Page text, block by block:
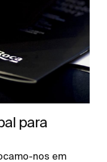
para
nos em